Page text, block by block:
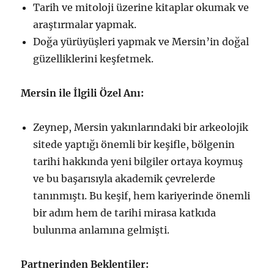
Tarih ve mitoloji üzerine kitaplar okumak ve
araştırmalar yapmak.
Doğa yürüyüşleri yapmak ve Mersin’in doğal
güzelliklerini keşfetmek.
Mersin ile İlgili Özel Anı:
Zeynep, Mersin yakınlarındaki bir arkeolojik
sitede yaptığı önemli bir keşifle, bölgenin
tarihi hakkında yeni bilgiler ortaya koymuş
ve bu başarısıyla akademik çevrelerde
tanınmıştı. Bu keşif, hem kariyerinde önemli
bir adım hem de tarihi mirasa katkıda
bulunma anlamına gelmişti.
Partnerinden Beklentiler: